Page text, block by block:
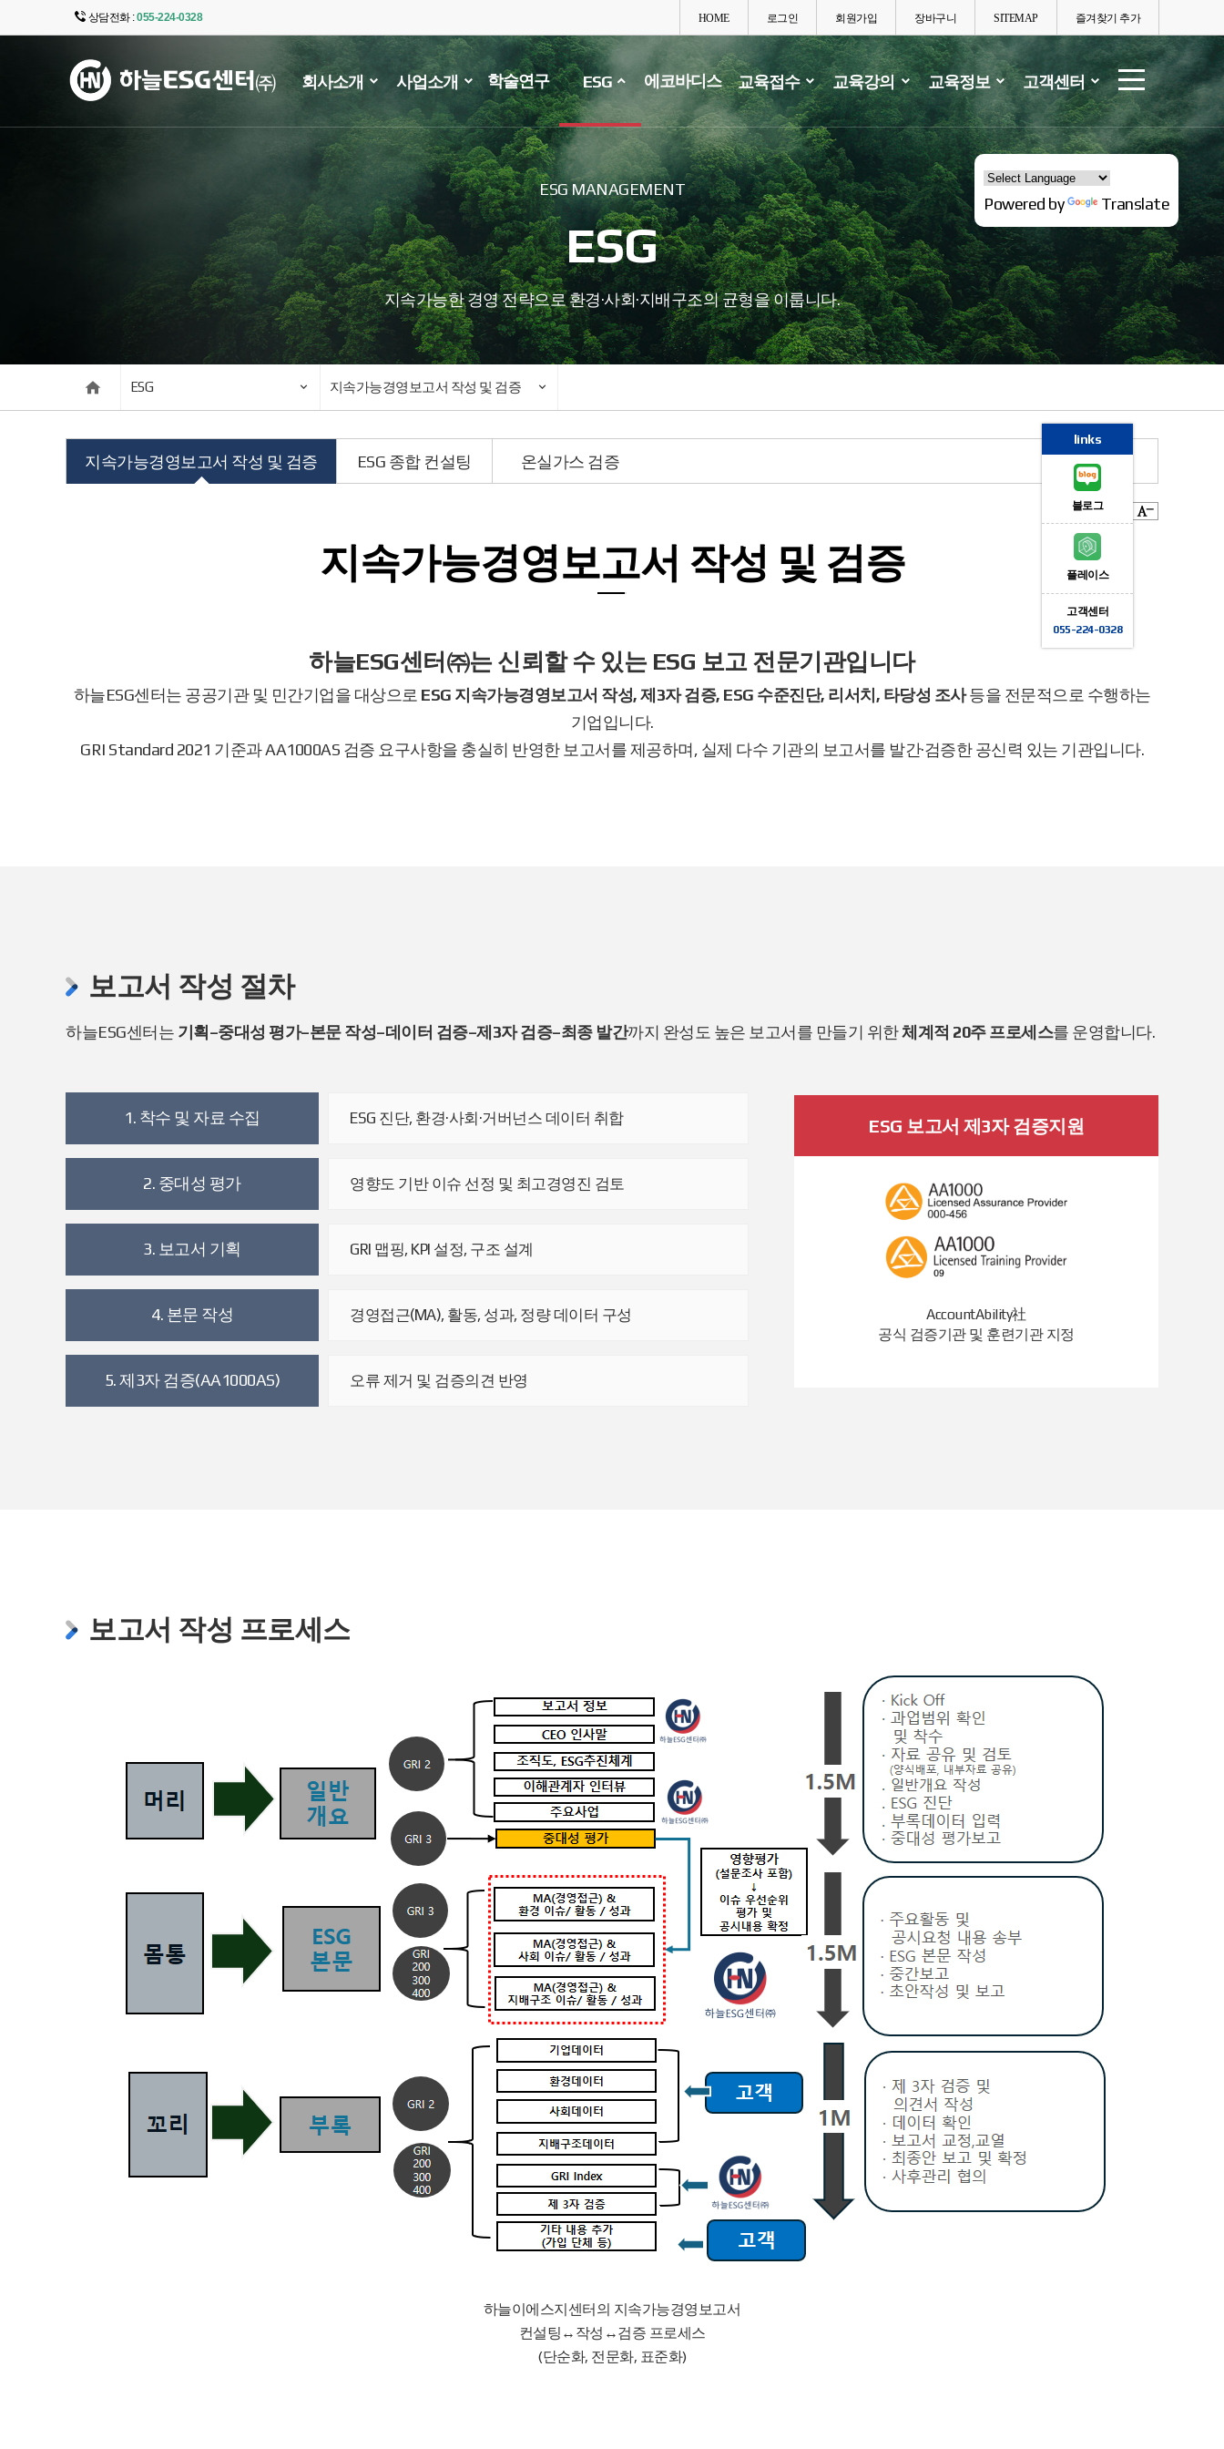
상담전화 :055-224-0328 HOME 로그인 회원가입 장바구니 SITEMAP 즐겨찾기 추가
Powered by Translate
영
회사소개 사업소개 학술연구 ESG 에코바디스 교육접수 교육강의 교육정보 고객센터
ESG MANAGEMENT
ESG
지속가능한 경영 전략으로환경·사회·지배구조의 균형을 이룹니다.
ESG 지속가능경영보고서 작성 및 검증
지속가능경영보고서 작성 및 검증 ESG 종합 컨설팅
온실가스 검증
지속가능경영보고서 작성 및 검증
하늘ESG센터㈜는 신뢰할 수 있는 ESG 보고 전문기관입니다
하늘ESG센터는 공공기관 및 민간기업을 대상으로 ESG 지속가능경영보고서 작성, 제3자 검증, ESG 수준진단, 리서치, 타당성 조사등을 전문적으로 수행하는
기업입니다.
GRI Standard 2021 기준과 AA1000AS 검증 요구사항을 충실히 반영한 보고서를 제공하며, 실제 다수 기관의 보고서를 발간·검증한 공신력 있는 기관입니다.
보고서 작성 절차
하늘ESG센터는 기획–중대성 평가–본문 작성–데이터 검증–제3자 검증–최종 발간까지 완성도 높은 보고서를 만들기 위한체계적 20주 프로세스를 운영합니다.
1. 착수 및 자료 수집 ESG 진단, 환경·사회·거버넌스 데이터 취합
2. 중대성 평가 영향도 기반 이슈 선정 및 최고경영진 검토
3. 보고서 기획 GRI 맵핑, KPI 설정, 구조 설계
4. 본문 작성 경영접근(MA), 활동, 성과, 정량 데이터 구성
5. 제3자 검증(AA1000AS) 오류 제거 및 검증의견 반영
ESG 보고서 제3자 검증지원
AccountAbility社
공식 검증기관 및 훈련기관 지정
보고서 작성 프로세스
하늘이에스지센터의 지속가능경영보고서
컨설팅↔작성↔검증 프로세스
(단순화, 전문화, 표준화)
links
블로그
플레이스
고객센터
055-224-0328